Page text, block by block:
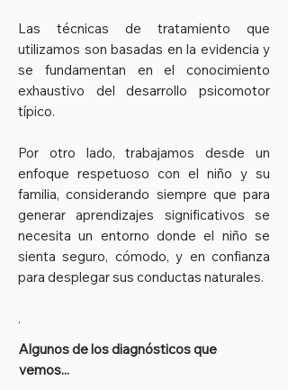
Las técnicas de tratamiento que
utilizamos son basadas en la evidencia y
se fundamentan en el conocimiento
exhaustivo del desarrollo psicomotor
típico.
Por otro lado, trabajamos desde un
enfoque respetuoso con el niño y su
familia, considerando siempre que para
generar aprendizajes significativos se
necesita un entorno donde el niño se
sienta seguro, cómodo, y en confianza
para desplegar sus conductas naturales.
.
Algunos de los diagnósticos que
vemos...